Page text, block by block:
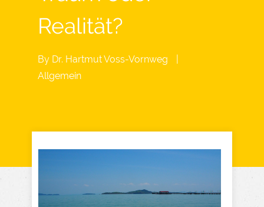
Realität?
By Dr. Hartmut Voss-Vornweg
Allgemein